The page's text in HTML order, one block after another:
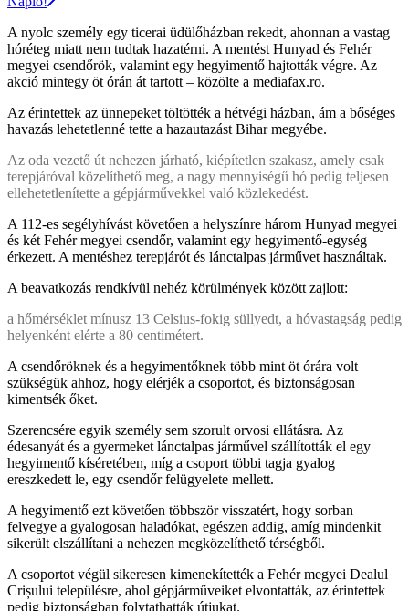
A nyolc személy egy ticerai üdülőházban rekedt, ahonnan a vastag
hóréteg miatt nem tudtak hazatérni. A mentést Hunyad és Fehér
megyei csendőrök, valamint egy hegyimentő hajtották végre. Az
akció mintegy öt órán át tartott – közölte a mediafax.ro.
Az érintettek az ünnepeket töltötték a hétvégi házban, ám a bőséges
havazás lehetetlenné tette a hazautazást Bihar megyébe.
Az oda vezető út nehezen járható, kiépítetlen szakasz, amely csak
terepjáróval közelíthető meg, a nagy mennyiségű hó pedig teljesen
ellehetetlenítette a gépjárművekkel való közlekedést.
A 112-es segélyhívást követően a helyszínre három Hunyad megyei
és két Fehér megyei csendőr, valamint egy hegyimentő-egység
érkezett. A mentéshez terepjárót és lánctalpas járművet használtak.
A beavatkozás rendkívül nehéz körülmények között zajlott:
a hőmérséklet mínusz 13 Celsius-fokig süllyedt, a hóvastagság pedig
helyenként elérte a 80 centimétert.
A csendőröknek és a hegyimentőknek több mint öt órára volt
szükségük ahhoz, hogy elérjék a csoportot, és biztonságosan
kimentsék őket.
Szerencsére egyik személy sem szorult orvosi ellátásra. Az
édesanyát és a gyermeket lánctalpas járművel szállították el egy
hegyimentő kíséretében, míg a csoport többi tagja gyalog
ereszkedett le, egy csendőr felügyelete mellett.
A hegyimentő ezt követően többször visszatért, hogy sorban
felvegye a gyalogosan haladókat, egészen addig, amíg mindenkit
sikerült elszállítani a nehezen megközelíthető térségből.
A csoportot végül sikeresen kimenekítették a Fehér megyei Dealul
Crișului településre, ahol gépjárműveiket elvontatták, az érintettek
pedig biztonságban folytathatták útjukat.